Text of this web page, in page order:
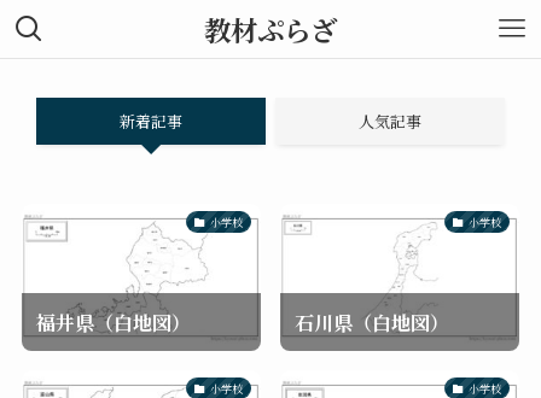
教材ぷらざ
新着記事 人気記事
小学校
福井県（白地図）
小学校
石川県（白地図）
小学校 小学校